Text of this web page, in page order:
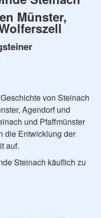
Münster,
von Steinach
Agendorf und
und Pfaffmünster
die Entwicklung der
auf.
Steinach käuflich zu